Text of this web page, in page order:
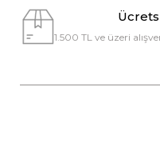
1.500 TL ve üzeri